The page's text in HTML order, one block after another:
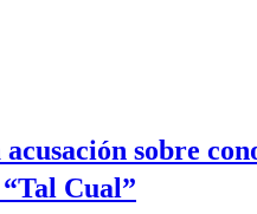
sobre
Cual”